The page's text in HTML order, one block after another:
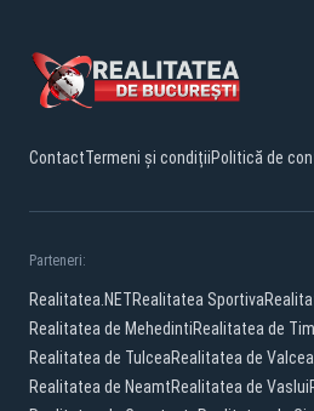
ContactTermeni și condițiiPolitică de
Parteneri:
Realitatea.NETRealitatea Sportiva
Realitatea de MehedintiRealitatea de
Realitatea de TulceaRealitatea de Valcea
Realitatea de NeamtRealitatea de Vaslui